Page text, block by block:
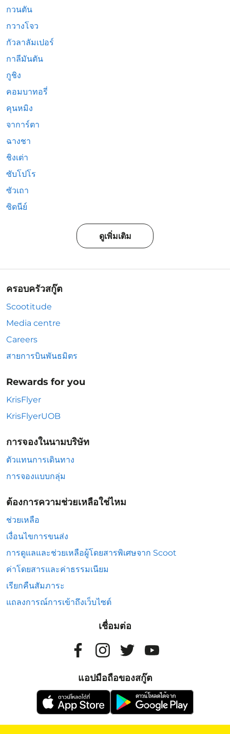
กวนตัน
กวางโจว
กัวลาลัมเปอร์
กาลีมันตัน
กูชิง
คอมบาทอรี่
คุนหมิง
จาการ์ตา
ฉางชา
ชิงเต่า
ซับโปโร
ซัวเถา
ซิดนีย์
ดูเพิ่มเติม
ครอบครัวสกู๊ต
Scootitude
Media centre
Careers
สายการบินพันธมิตร
Rewards for you
KrisFlyer
KrisFlyerUOB
การจองในนามบริษัท
ตัวแทนการเดินทาง
การจองแบบกลุ่ม
ต้องการความช่วยเหลือใช่ไหม
ช่วยเหลือ
เงื่อนไขการขนส่ง
การดูแลและช่วยเหลือผู้โดยสารพิเศษจาก Scoot
ค่าโดยสารและค่าธรรมเนียม
เรียกคืนสัมภาระ
แถลงการณ์การเข้าถึงเว็บไซต์
เชื่อมต่อ
แอปมือถือของสกู๊ต